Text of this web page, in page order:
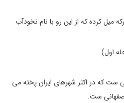
میل کرده که از این رو با نام نخودآب
ست که در اکثر شهرهای ایران پخته می
ست.